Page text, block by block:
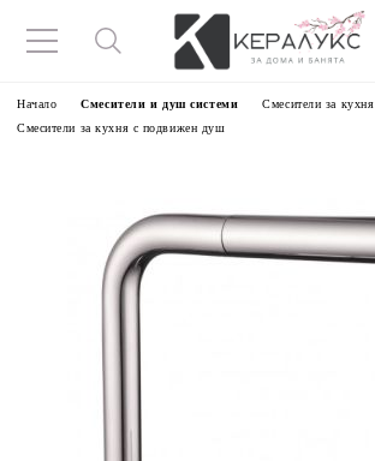
Начало Смесители и душ системи
Смесители за кухня
Смесители за кухня с подвижен душ